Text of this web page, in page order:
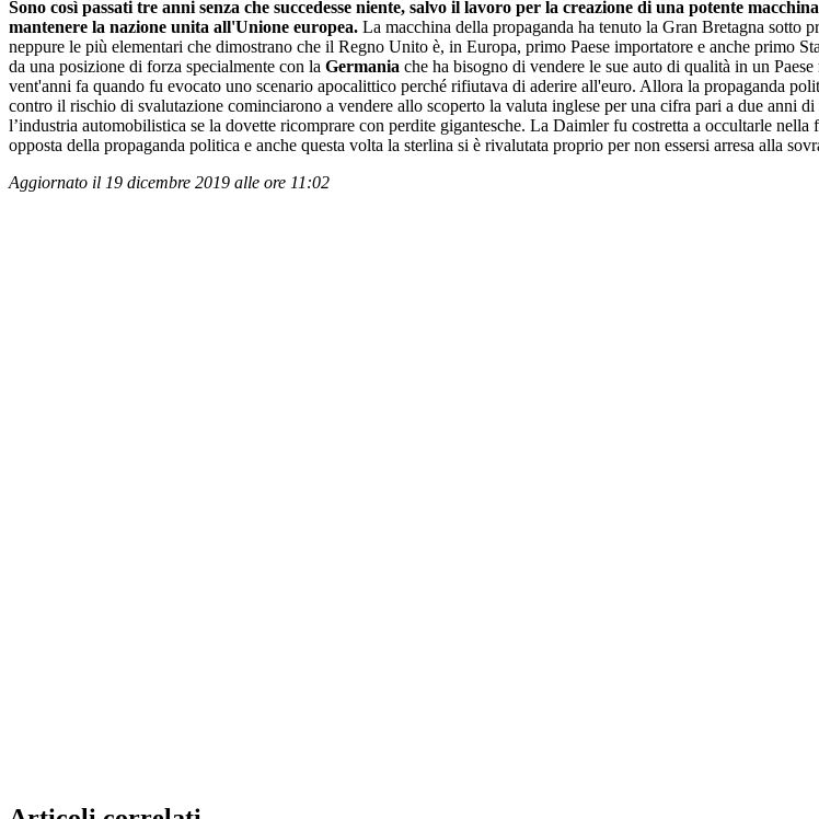
Sono così passati tre anni senza che succedesse niente, salvo il lavoro per la creazione di una potente
mantenere la nazione unita all'Unione europea. La macchina della propaganda ha tenuto la Gran Bretagna sotto
neppure le più elementari che dimostrano che il Regno Unito è, in Europa, primo Paese importatore e anche primo
da una posizione di forza specialmente con la Germania che ha bisogno di vendere le sue auto di qualità in un
vent'anni fa quando fu evocato uno scenario apocalittico perché rifiutava di aderire all'euro. Allora la propaganda
contro il rischio di svalutazione cominciarono a vendere allo scoperto la valuta inglese per una cifra pari a due anni
l’industria automobilistica se la dovette ricomprare con perdite gigantesche. La Daimler fu costretta a occultarle
opposta della propaganda politica e anche questa volta la sterlina si è rivalutata proprio per non essersi arresa alla
Aggiornato il 19 dicembre 2019 alle ore 11:02